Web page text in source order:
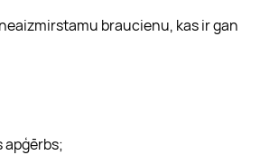
braucienu, kas ir gan
apģērbs;